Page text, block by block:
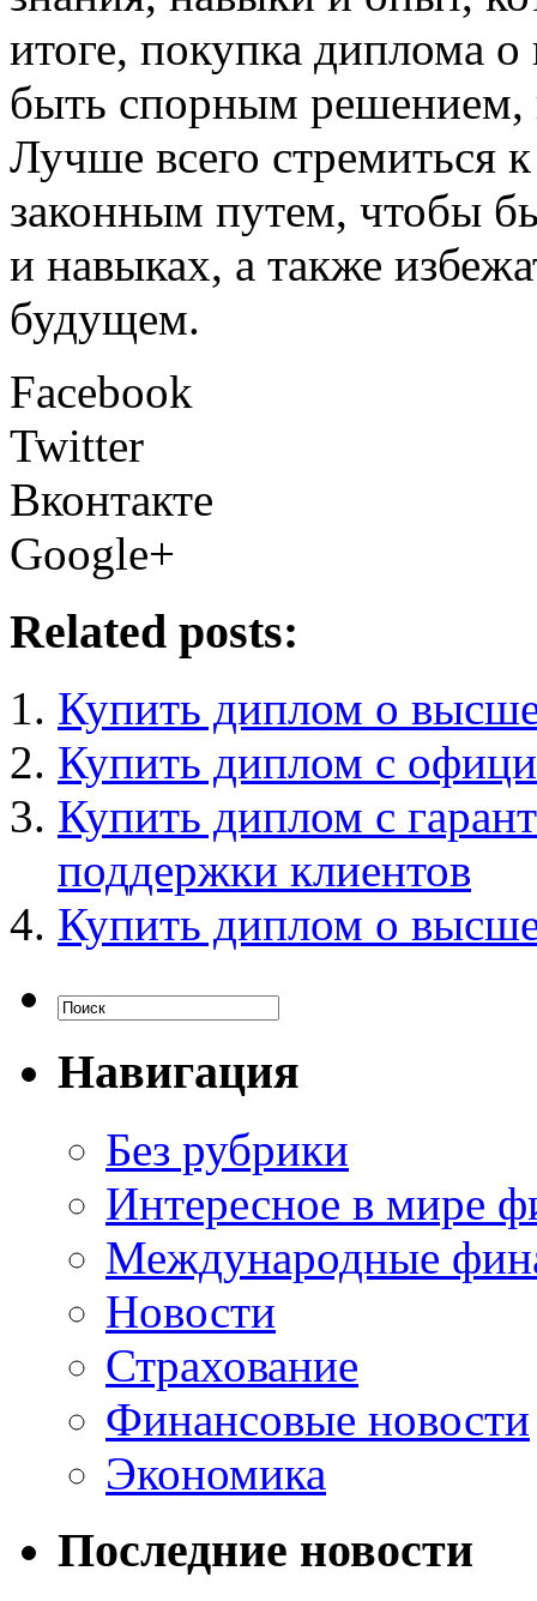
итоге, покупка диплома
быть спорным решением,
Лучше всего стремиться
законным путем, чтобы
и навыках, а также
будущем.
Facebook
Twitter
Вконтакте
Google+
Related posts:
Купить диплом о
Купить диплом с
Купить диплом с
поддержки клиентов
Купить диплом о
Навигация
Без рубрики
Интересное в мире
Международные
Новости
Страхование
Финансовые новости
Экономика
Последние новости